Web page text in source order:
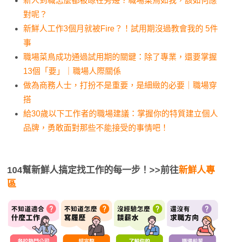
對呢？
新鮮人工作3個月就被Fire？！試用期沒過教會我的 5件
事
職場菜鳥成功通過試用期的關鍵：除了專業，還要掌握
13個「要」｜職場人際關係
做為商務人士，打扮不是重要，是細緻的必要｜職場穿
搭
給30歲以下工作者的職場建議：掌握你的特質建立個人
品牌，勇敢面對那些不能接受的事情吧！
104幫新鮮人搞定找工作的每一步！ >>前往新鮮人專
區